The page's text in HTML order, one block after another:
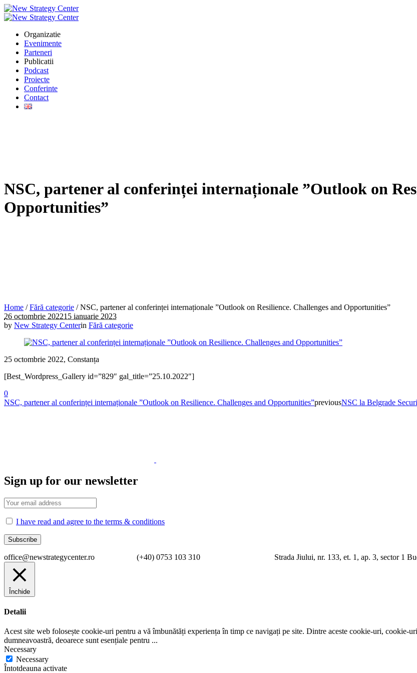
Organizatie
Evenimente
Parteneri
Publicatii
Podcast
Proiecte
Conferinte
Contact
NSC, partener al conferinței internaționale ”Outlook on
Opportunities”
Home /Fără categorie /NSC, partener al conferinței internaționale ”Outlook on Resilience. Challenges and Opportunities”
26 octombrie 202215 ianuarie 2023
by New Strategy Centerin Fără categorie
25 octombrie 2022, Constanța
[Best_Wordpress_Gallery id=”829″ gal_title=”25.10.2022″]
0
NSC, partener al conferinței internaționale ”Outlook on Resilience. Challenges and Opportunities”previousNSC la Belgrade
Sign up for our newsletter
I have read and agree to the terms & conditions
office@newstrategycenter.ro (+40) 0753 103 310 Strada Jiului, nr. 133, et. 1, ap. 3, sector 1
Închide
Detalii
Acest site web folosește cookie-uri pentru a vă îmbunătăți experiența în timp ce navigați pe site. Dintre aceste cookie-uri, cookie-
dumneavoastră, deoarece sunt esențiale pentru ...
Necessary
Necessary
Întotdeauna activate